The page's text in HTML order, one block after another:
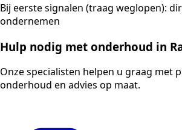
Bij eerste signalen (traag weglopen):
ondernemen
Hulp nodig met onderhoud in
Onze specialisten helpen u graag met
onderhoud en advies op maat.